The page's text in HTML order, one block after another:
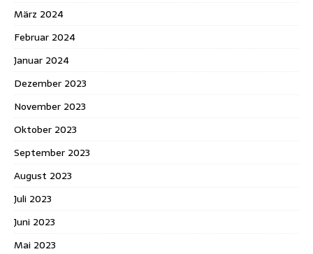
März 2024
Februar 2024
Januar 2024
Dezember 2023
November 2023
Oktober 2023
September 2023
August 2023
Juli 2023
Juni 2023
Mai 2023